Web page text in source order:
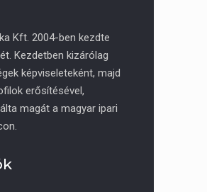
Kft. 2004-ben kezdte
Kezdetben kizárólag
képviseleteként, majd
erősítésével,
magát a magyar ipari